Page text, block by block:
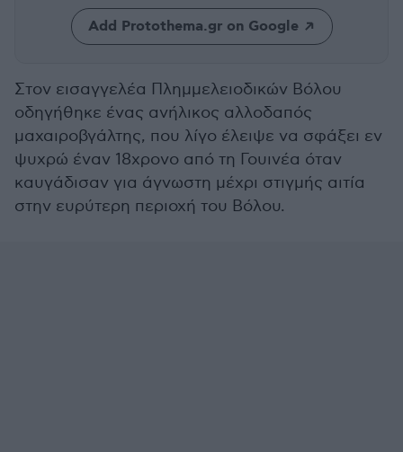
Add Protothema.gr on Google
Στον εισαγγελέα Πλημμελειοδικών Βόλου
οδηγήθηκε ένας ανήλικος αλλοδαπός
μαχαιροβγάλτης, που λίγο έλειψε να σφάξει εν
ψυχρώ έναν 18χρονο από τη Γουινέα όταν
καυγάδισαν για άγνωστη μέχρι στιγμής αιτία
στην ευρύτερη περιοχή του Βόλου.